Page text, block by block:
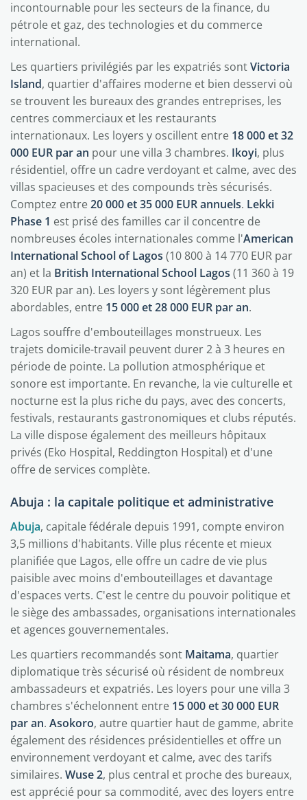
incontournable pour les secteurs de la finance, du
pétrole et gaz, des technologies et du commerce
international.
Les quartiers privilégiés par les expatriés sontVictoria
Island, quartier d'affaires moderne et bien desservi où
se trouvent les bureaux des grandes entreprises, les
centres commerciaux et les restaurants
internationaux. Les loyers y oscillent entre 18 000 et 32
000 EUR par an pour une villa 3 chambres. Ikoyi, plus
résidentiel, offre un cadre verdoyant et calme, avec des
villas spacieuses et des compounds très sécurisés.
Comptez entre20 000 et 35 000 EUR annuels. Lekki
Phase 1 est prisé des familles car il concentre de
nombreuses écoles internationales comme l'American
International School of Lagos (10 800 à 14 770 EUR par
an) et la British International School Lagos (11 360 à 19
320 EUR par an). Les loyers y sont légèrement plus
abordables, entre 15 000 et 28 000 EUR par an.
Lagos souffre d'embouteillages monstrueux. Les
trajets domicile-travail peuvent durer 2 à 3 heures en
période de pointe. La pollution atmosphérique et
sonore est importante. En revanche, la vie culturelle et
nocturne est la plus riche du pays, avec des concerts,
festivals, restaurants gastronomiques et clubs réputés.
La ville dispose également des meilleurs hôpitaux
privés (Eko Hospital, Reddington Hospital) et d'une
offre de services complète.
Abuja : la capitale politique et administrative
Abuja, capitale fédérale depuis 1991, compte environ
3,5 millions d'habitants. Ville plus récente et mieux
planifiée que Lagos, elle offre un cadre de vie plus
paisible avec moins d'embouteillages et davantage
d'espaces verts. C'est le centre du pouvoir politique et
le siège des ambassades, organisations internationales
et agences gouvernementales.
Les quartiers recommandés sont Maitama, quartier
diplomatique très sécurisé où résident de nombreux
ambassadeurs et expatriés. Les loyers pour une villa 3
chambres s'échelonnent entre 15 000 et 30 000 EUR
par an. Asokoro, autre quartier haut de gamme, abrite
également des résidences présidentielles et offre un
environnement verdoyant et calme, avec des tarifs
similaires. Wuse 2, plus central et proche des bureaux,
est apprécié pour sa commodité, avec des loyers entre